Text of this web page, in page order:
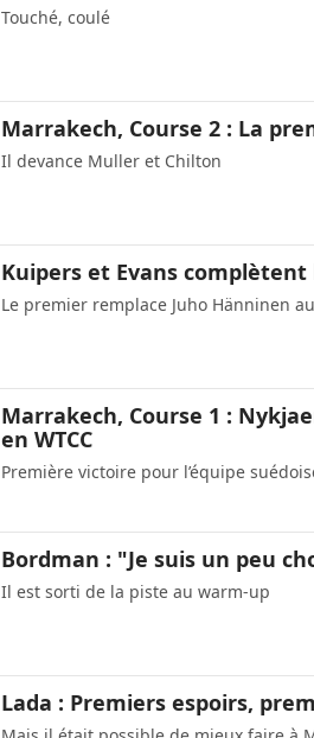
Touché, coulé
Marrakech, Course 2 : La
Il devance Muller et Chilton
Kuipers et Evans complètent
Le premier remplace Juho Hänninen
Marrakech, Course 1 :
en WTCC
Première victoire pour l’équipe
Bordman : "Je suis un peu
Il est sorti de la piste au warm-up
Lada : Premiers espoirs,